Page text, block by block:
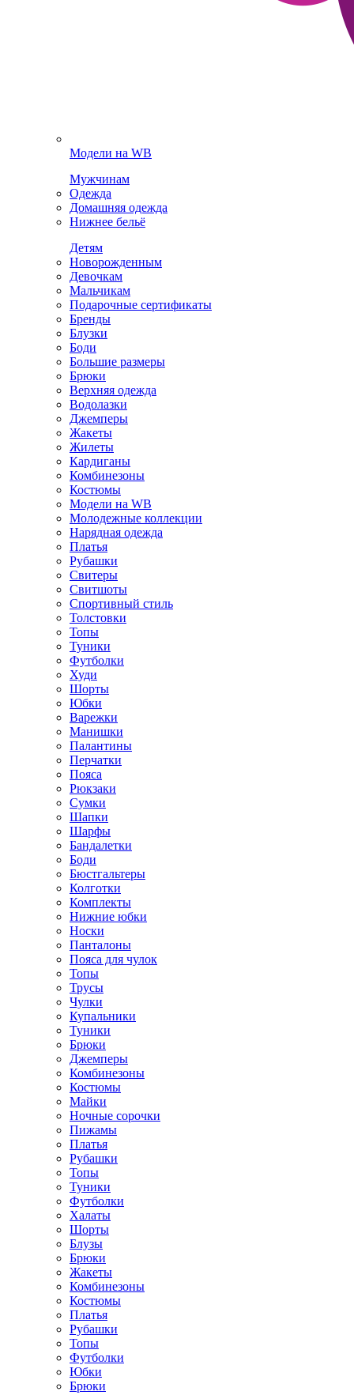
Модели на WB
Мужчинам
Одежда
Домашняя одежда
Нижнее бельё
Детям
Новорожденным
Девочкам
Мальчикам
Подарочные сертификаты
Бренды
Блузки
Боди
Большие размеры
Брюки
Верхняя одежда
Водолазки
Джемперы
Жакеты
Жилеты
Кардиганы
Комбинезоны
Костюмы
Модели на WB
Молодежные коллекции
Нарядная одежда
Платья
Рубашки
Свитеры
Свитшоты
Спортивный стиль
Толстовки
Топы
Туники
Футболки
Худи
Шорты
Юбки
Варежки
Манишки
Палантины
Перчатки
Пояса
Рюкзаки
Сумки
Шапки
Шарфы
Бандалетки
Боди
Бюстгальтеры
Колготки
Комплекты
Нижние юбки
Носки
Панталоны
Поясa для чулок
Топы
Трусы
Чулки
Купальники
Туники
Брюки
Джемперы
Комбинезоны
Костюмы
Майки
Ночные сорочки
Пижамы
Платья
Рубашки
Топы
Туники
Футболки
Халаты
Шорты
Блузы
Брюки
Жакеты
Комбинезоны
Костюмы
Платья
Рубашки
Топы
Футболки
Юбки
Брюки